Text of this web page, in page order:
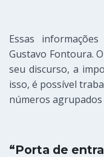
Essas
Gustavo Fontoura.
seu discurso, a
isso, é possível
números agrupados
“Porta de